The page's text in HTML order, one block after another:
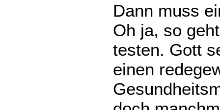
Dann muss
Oh ja, so
testen. Gott
einen